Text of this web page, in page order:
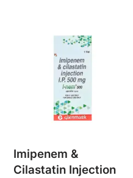
Imipenem &
Cilastatin Injection